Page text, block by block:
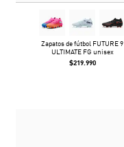
Zapatos de fútbol FUTURE 9
ULTIMATE FG unisex
$219.990